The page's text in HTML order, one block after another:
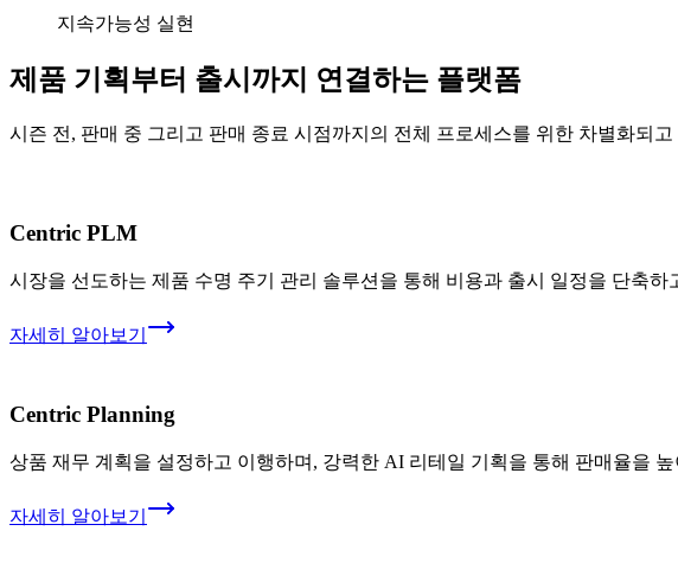
지속가능성 실현
제품 기획부터 출시까지 연결하는 플랫폼
시즌 전, 판매 중 그리고 판매 종료 시점까지의 전체 프로세스를 위한 차별화되
Centric PLM
시장을 선도하는 제품 수명 주기 관리 솔루션을 통해 비용과 출시 일정을 단축
자세히 알아보기
Centric Planning
상품 재무 계획을 설정하고 이행하며, 강력한 AI 리테일 기획을 통해 판매율을
자세히 알아보기